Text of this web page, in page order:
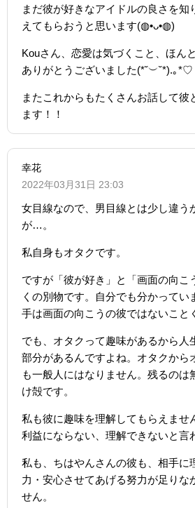
まだ彼が好きなアイドルの良さを知
えてもらおうと思います(◍•ᴗ•◍)
Kouさん、恋愛は気づくこと、ほん
ありがとうございました(*˘︶˘*).｡*♡
またこれからもたくさんお話して彼
ます！！
幸花
2022年03月31日 23:03
女目線なので、男目線とは少し違う
が…。
私自身もオタクです。
ですが「彼が好き」と「画面の向こ
くの別物です。自分でも分かってい
手は画面の向こうの彼ではないこと
でも、オタクって趣味があるから人
部分があるんですよね。オタクから
も一般人にはなりません。残るのは
け殻です。
私も彼に趣味を理解してもらえませ
利益にならない、理解できないと言
私も、ちはやんさんの彼も、相手に
力・安心させてあげる努力が足りな
せん。